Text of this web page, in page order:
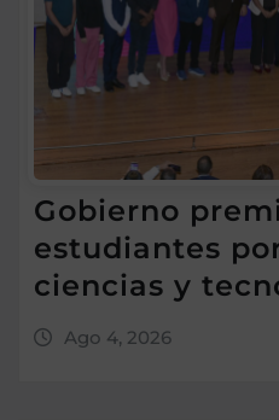
Gobierno
estudiantes
ciencias y
Ago 4, 2026